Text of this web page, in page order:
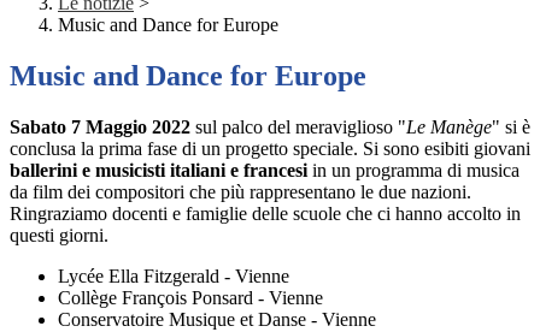
Music and Dance for Europe
Music and Dance for Europe
Sabato 7 Maggio 2022 sul palco del meraviglioso "Le Manège" si è
conclusa la prima fase di un progetto speciale. Si sono esibiti giovani
ballerini e musicisti italiani e francesi in un programma di musica
da film dei compositori che più rappresentano le due nazioni.
Ringraziamo docenti e famiglie delle scuole che ci hanno accolto in
questi giorni.
Lycée Ella Fitzgerald - Vienne
Collège François Ponsard - Vienne
Conservatoire Musique et Danse - Vienne